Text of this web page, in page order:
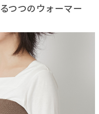
つつのウォーマー